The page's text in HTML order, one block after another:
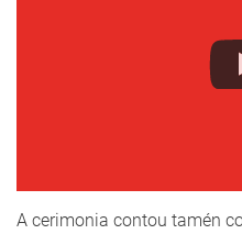
A cerimonia contou tamén